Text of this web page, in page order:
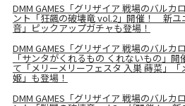
DMM GAMES「グリザイア 戦場のバルカ
ント「狂飆の破壊竜 vol.2」開催！ 新ユ
音」ピックアップガチャも登場！
DMM GAMES「グリザイア 戦場のバルカ
「サンタがくれるもの くれないもの」
て「メリーメリーフェスタ 入巣 蒔菜」
姫」も登場！
DMM GAMES「グリザイア 戦場のバルカ